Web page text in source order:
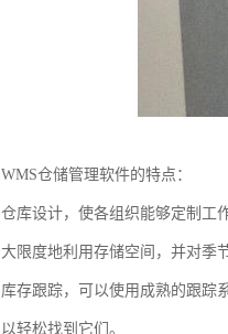
WMS仓储管理软件的特点：
仓库设计，使各组织能够定制工
大限度地利用存储空间，并对季
库存跟踪，可以使用成熟的跟踪
以轻松找到它们。